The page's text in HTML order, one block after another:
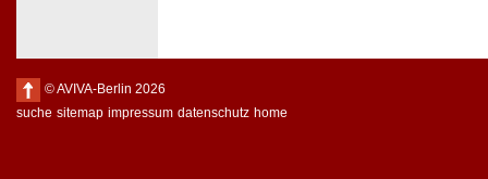
© AVIVA-Berlin 2026
suche sitemap impressum datenschutz home